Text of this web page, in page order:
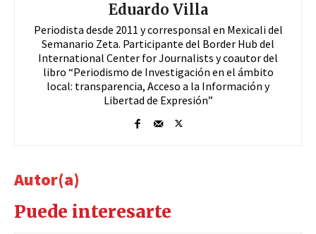
Eduardo Villa
Periodista desde 2011 y corresponsal en Mexicali del
Semanario Zeta. Participante del Border Hub del
International Center for Journalists y coautor del
libro “Periodismo de Investigación en el ámbito
local: transparencia, Acceso a la Información y
Libertad de Expresión”
Autor(a)
Puede interesarte